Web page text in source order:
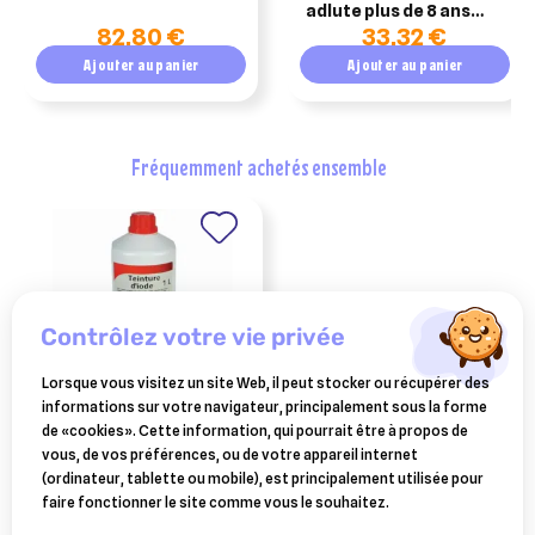
82,80 €
Ajouter au panier
adlute plus de 8 ans
eco recharge 600gr
33,32 €
Ajouter au panier
fréquemment achetés ensemble
SAVETIS
teinture d'iode officinale 1
litre
28,70 €
contrôlez votre vie privée
Lorsque vous visitez un site Web, il peut stocker ou récupérer des
informations sur votre navigateur, principalement sous la forme
de «cookies». Cette information, qui pourrait être à propos de
vous, de vos préférences, ou de votre appareil internet
(ordinateur, tablette ou mobile), est principalement utilisée pour
faire fonctionner le site comme vous le souhaitez.